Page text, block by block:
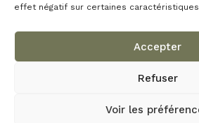
effet négatif sur certaines
Accepter
Refuser
Voir les